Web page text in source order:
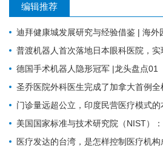
编辑推荐
迪拜健康城发展研究与经验借鉴 | 海外
普渡机器人首次落地日本眼科医院，实现
德国手术机器人隐形冠军 |龙头盘点01
圣乔医院外科医生完成了加拿大首例全机
门诊量远超公立，印度民营医疗模式
美国国家标准与技术研究院（NIST）：《远程医疗远程患者监测生态系统
医疗发达的台湾，是怎样控制医疗机构